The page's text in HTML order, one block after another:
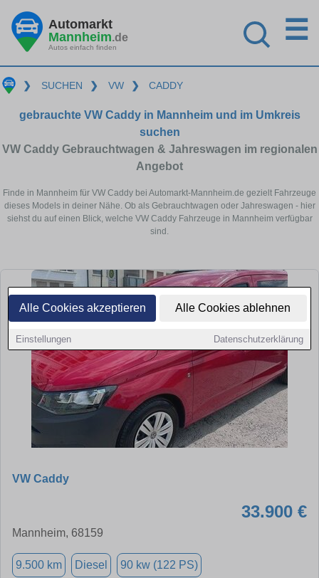
Alle Cookies akzeptieren Alle Cookies ablehnen
Einstellungen Datenschutzerklärung
Automarkt
Mannheim.de
Autos einfach finden
☰
❯ SUCHEN ❯ VW ❯ CADDY
gebrauchte VW Caddy in Mannheim und im Umkreis
suchen
VW Caddy Gebrauchtwagen & Jahreswagen im regionalen
Angebot
Finde in Mannheim für VW Caddy bei Automarkt-Mannheim.de gezielt Fahrzeuge
dieses Models in deiner Nähe. Ob als Gebrauchtwagen oder Jahreswagen - hier
siehst du auf einen Blick, welche VW Caddy Fahrzeuge in Mannheim verfügbar
sind.
VW Caddy
33.900 €
Mannheim, 68159
9.500 km Diesel 90 kw (122 PS)